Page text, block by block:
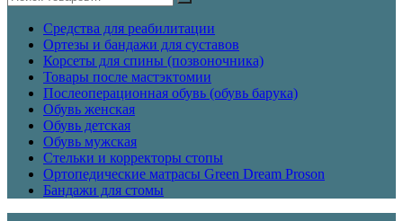
Средства для реабилитации
Ортезы и бандажи для суставов
Корсеты для спины (позвоночника)
Товары после мастэктомии
Послеоперационная обувь (обувь барука)
Обувь женская
Обувь детская
Обувь мужская
Стельки и корректоры стопы
Ортопедические матрасы Green Dream Proson
Бандажи для стомы